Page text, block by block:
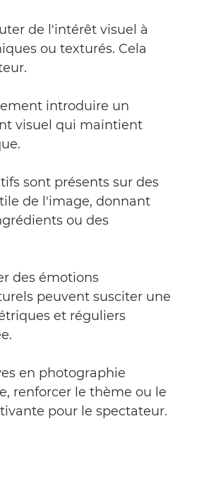
de l'intérêt visuel à
ou texturés. Cela
introduire un
visuel qui maintient
sont présents sur des
de l'image, donnant
ou des
des émotions
peuvent susciter une
et réguliers
en photographie
renforcer le thème ou le
pour le spectateur.